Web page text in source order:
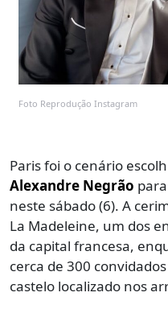
Foto Reprodução Instagram
Paris foi o cenário
Alexandre Negrão
neste sábado (6). A
La Madeleine, um dos
da capital francesa,
cerca de 300
castelo localizado nos